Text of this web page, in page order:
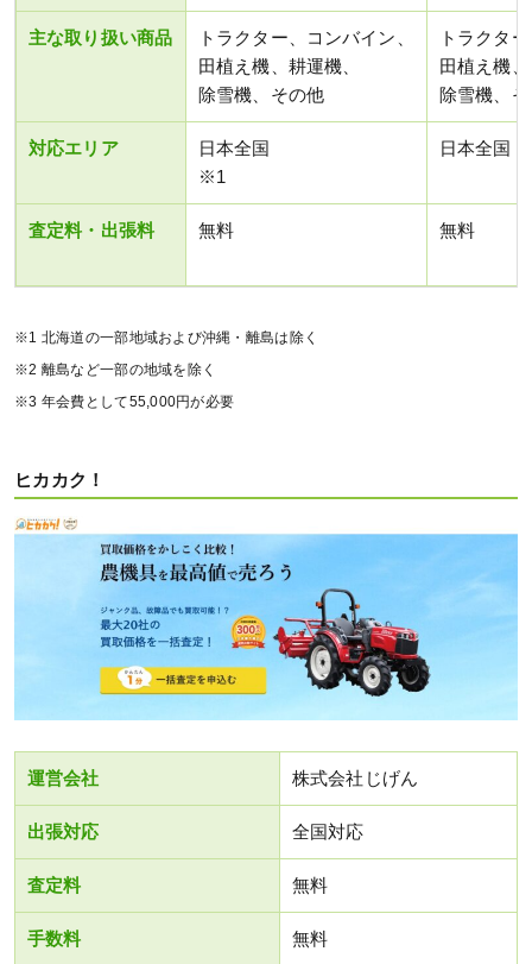
主な取り扱い商品
トラクター、コンバイン、
田植え機、耕運機、
除雪機、その他
トラクタ
田植え機
除雪機、
対応エリア
日本全国
※1
日本全国
査定料・出張料 無料 無料
※1 北海道の一部地域および沖縄・離島は除く
※2 離島など一部の地域を除く
※3 年会費として55,000円が必要
ヒカカク！
運営会社 株式会社じげん
出張対応 全国対応
査定料 無料
手数料 無料